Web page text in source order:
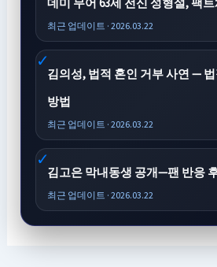
최근 업데이트 · 2026.03.22
김의성, 법적 혼인 거부 사연 —
방법
최근 업데이트 · 2026.03.22
김고은 막내동생 공개—팬 반응
최근 업데이트 · 2026.03.22